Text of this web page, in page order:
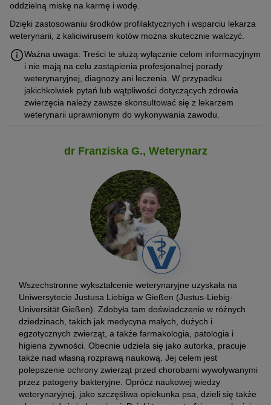
oddzielną miskę na karmę i wodę.
Dzięki zastosowaniu środków profilaktycznych i wsparciu lekarza
weterynarii, z kaliciwirusem kotów można skutecznie walczyć.
Ważna uwaga: Treści te służą wyłącznie celom informacyjnym
i nie mają na celu zastąpienia profesjonalnej porady
weterynaryjnej, diagnozy ani leczenia. W przypadku
jakichkolwiek pytań lub wątpliwości dotyczących zdrowia
zwierzęcia należy zawsze skonsultować się z lekarzem
weterynarii uprawnionym do wykonywania zawodu.
dr Franziska G., Weterynarz
Wszechstronne wykształcenie weterynaryjne uzyskała na
Uniwersytecie Justusa Liebiga w Gießen (Justus-Liebig-
Universität Gießen). Zdobyła tam doświadczenie w różnych
dziedzinach, takich jak medycyna małych, dużych i
egzotycznych zwierząt, a także farmakologia, patologia i
higiena żywności. Obecnie udziela się jako autorka, pracuje
także nad własną rozprawą naukową. Jej celem jest
polepszenie ochrony zwierząt przed chorobami wywoływanymi
przez patogeny bakteryjne. Oprócz naukowej wiedzy
weterynaryjnej, jako szczęśliwa opiekunka psa, dzieli się także